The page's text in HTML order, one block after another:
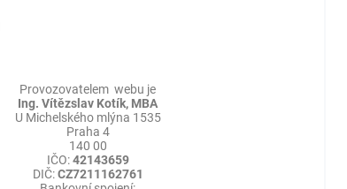
Provozovatelem webu je
Ing. Vítězslav Kotík, MBA
U Michelského mlýna 1535
Praha 4
140 00
IČO:42143659
DIČ:CZ7211162761